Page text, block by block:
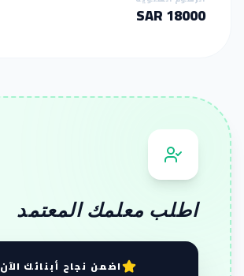
18000 SAR
اطلب معلمك المعتمد
اضمن نجاح أبنائك الآن